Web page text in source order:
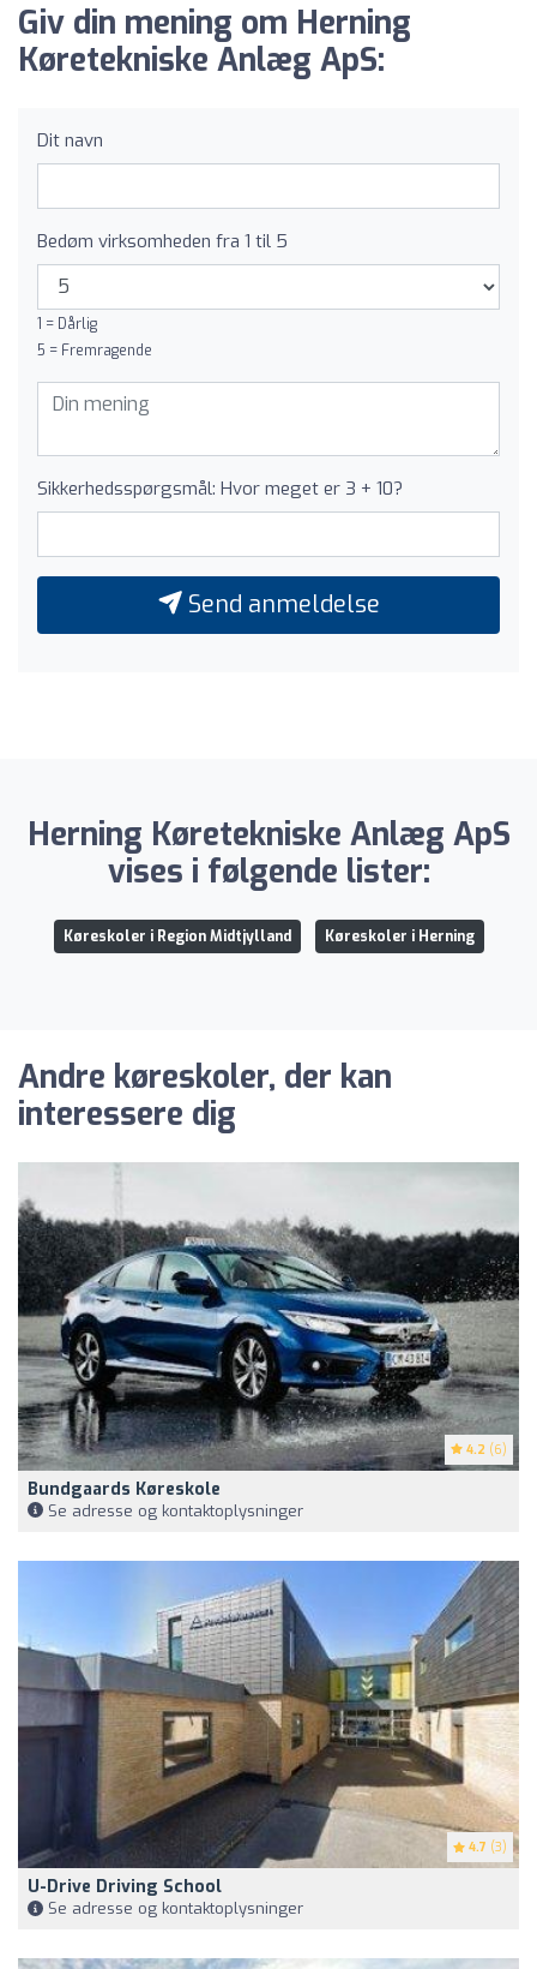
Giv din mening om Herning
Køretekniske Anlæg ApS:
Dit navn
Bedøm virksomheden fra 1 til 5
1 = Dårlig
5 = Fremragende
Sikkerhedsspørgsmål: Hvor meget er 3 + 10?
Send anmeldelse
Herning Køretekniske Anlæg ApS
vises i følgende lister:
Køreskoler i Region Midtjylland Køreskoler i Herning
Andre køreskoler, der kan
interessere dig
4.2 (6)
Bundgaards Køreskole
Se adresse og kontaktoplysninger
4.7 (3)
U-Drive Driving School
Se adresse og kontaktoplysninger